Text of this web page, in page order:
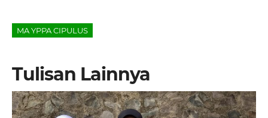
MA YPPA CIPULUS
Tulisan Lainnya